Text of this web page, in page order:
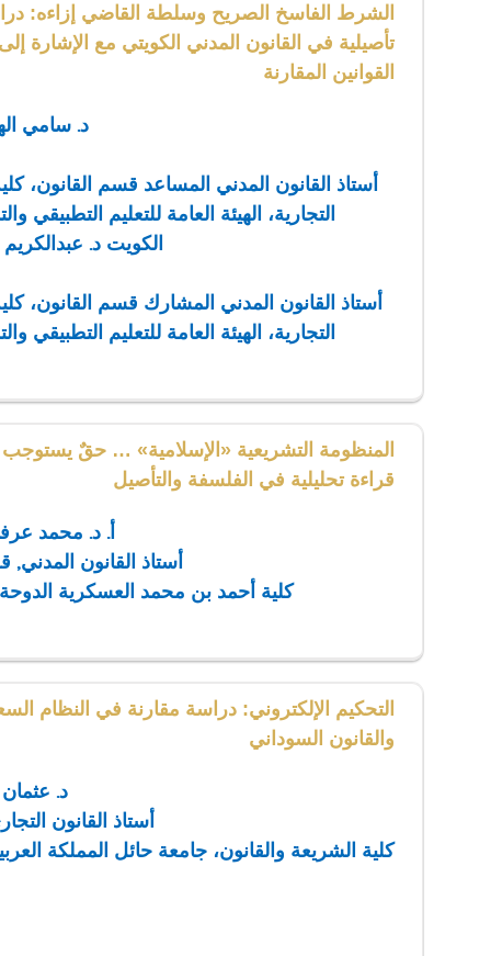
الشرط الفاسخ الصريح وسلطة القاضي إزاءه:
تأصيلية في القانون المدني الكويتي مع الإشارة
القوانين المقارنة
د. سامي
أستاذ القانون المدني المساعد قسم القانون،
التجارية، الهيئة العامة للتعليم التطبيقي
الكويت د.
أستاذ القانون المدني المشارك قسم القانون،
التجارية، الهيئة العامة للتعليم التطبيقي
المنظومة التشريعية «الإسلامية» … حقٌ يستوجب
قراءة تحليلية في الفلسفة والتأصيل
أ. د. محمد
أستاذ القانون المدني,
كلية أحمد بن محمد العسكرية
التحكيم الإلكتروني: دراسة مقارنة في النظام
والقانون السوداني
د.
أستاذ القانون
كلية الشريعة والقانون، جامعة حائل المملكة